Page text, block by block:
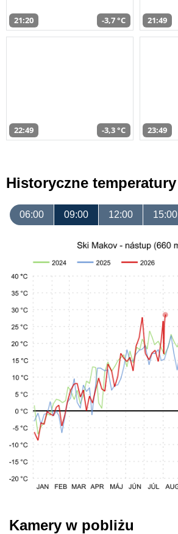
21:20 -3,7 °C 21:49
22:49 -3,3 °C 23:49
Historyczne temperatury
06:00 09:00 12:00 15:00
Kamery w pobliżu